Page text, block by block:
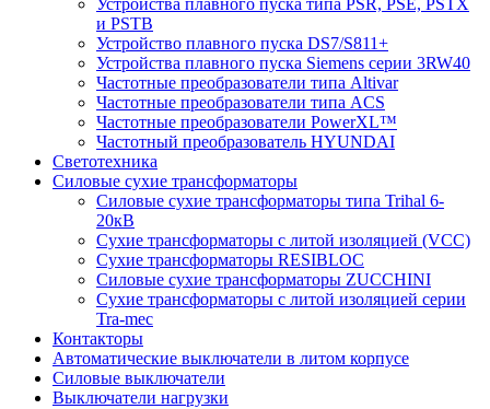
Устройства плавного пуска типа PSR, PSE, PSTX
и PSTB
Устройство плавного пуска DS7/S811+
Устройства плавного пуска Siemens серии 3RW40
Частотные преобразователи типа Altivar
Частотные преобразователи типа ACS
Частотные преобразователи PowerXL™
Частотный преобразователь HYUNDAI
Светотехника
Силовые сухие трансформаторы
Силовые сухие трансформаторы типа Trihal 6-
20кВ
Сухие трансформаторы с литой изоляцией (VCC)
Сухие трансформаторы RESIBLOC
Силовые сухие трансформаторы ZUCCHINI
Сухие трансформаторы с литой изоляцией серии
Tra-mec
Контакторы
Автоматические выключатели в литом корпусе
Силовые выключатели
Выключатели нагрузки